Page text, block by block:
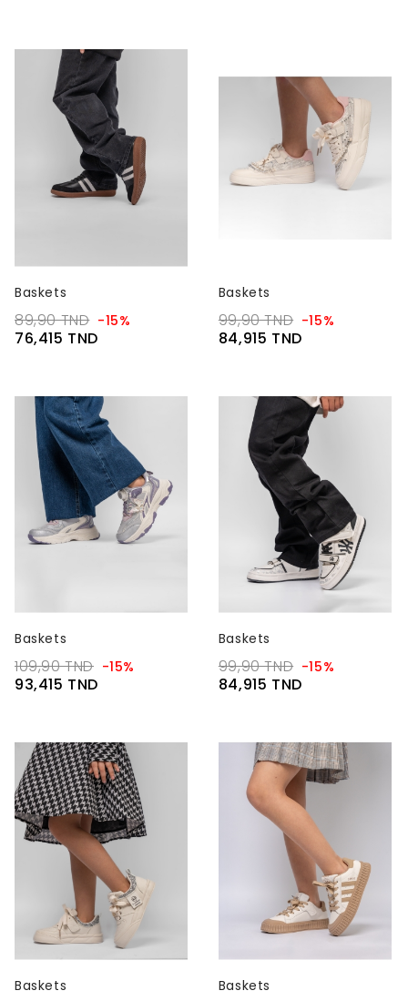
Baskets
89,90 TND -15%
76,415 TND
Baskets
99,90 TND -15%
84,915 TND
Baskets
109,90 TND -15%
93,415 TND
Baskets
99,90 TND -15%
84,915 TND
Baskets Baskets